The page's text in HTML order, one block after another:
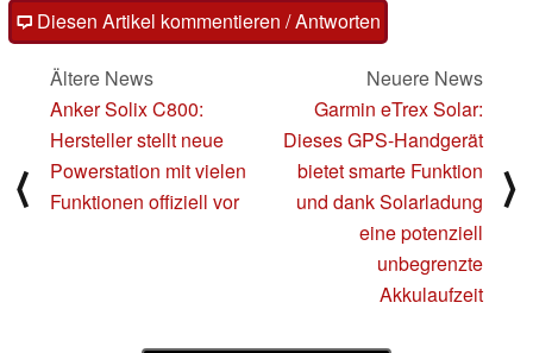
Diesen Artikel kommentieren / Antworten
⟨
Ältere News
Anker Solix C800:
Hersteller stellt neue
Powerstation mit vielen
Funktionen offiziell vor
Neuere News
Garmin eTrex Solar:
Dieses GPS-Handgerät
bietet smarte Funktion
und dank Solarladung
eine potenziell
unbegrenzte
Akkulaufzeit
⟩